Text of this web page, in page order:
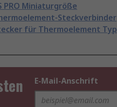
PRO Miniaturgröße
Steckverbinder
für Thermoelement Typ
E-Mail-Anschrift